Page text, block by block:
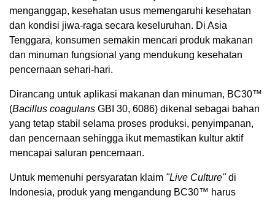
menganggap, kesehatan usus memengaruhi kesehatan
dan kondisi jiwa-raga secara keseluruhan. Di Asia
Tenggara, konsumen semakin mencari produk makanan
dan minuman fungsional yang mendukung kesehatan
pencernaan sehari-hari.
Dirancang untuk aplikasi makanan dan minuman, BC30™
(Bacillus coagulans GBI 30, 6086) dikenal sebagai bahan
yang tetap stabil selama proses produksi, penyimpanan,
dan pencernaan sehingga ikut memastikan kultur aktif
mencapai saluran pencernaan.
Untuk memenuhi persyaratan klaim "Live Culture"di
Indonesia, produk yang mengandung BC30™ harus